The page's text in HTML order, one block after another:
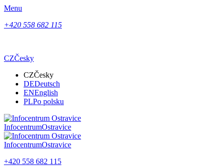
Menu
+420 558 682 115
CZČesky
CZČesky
DEDeutsch
ENEnglish
PLPo polsku
InfocentrumOstravice
InfocentrumOstravice
+420 558 682 115